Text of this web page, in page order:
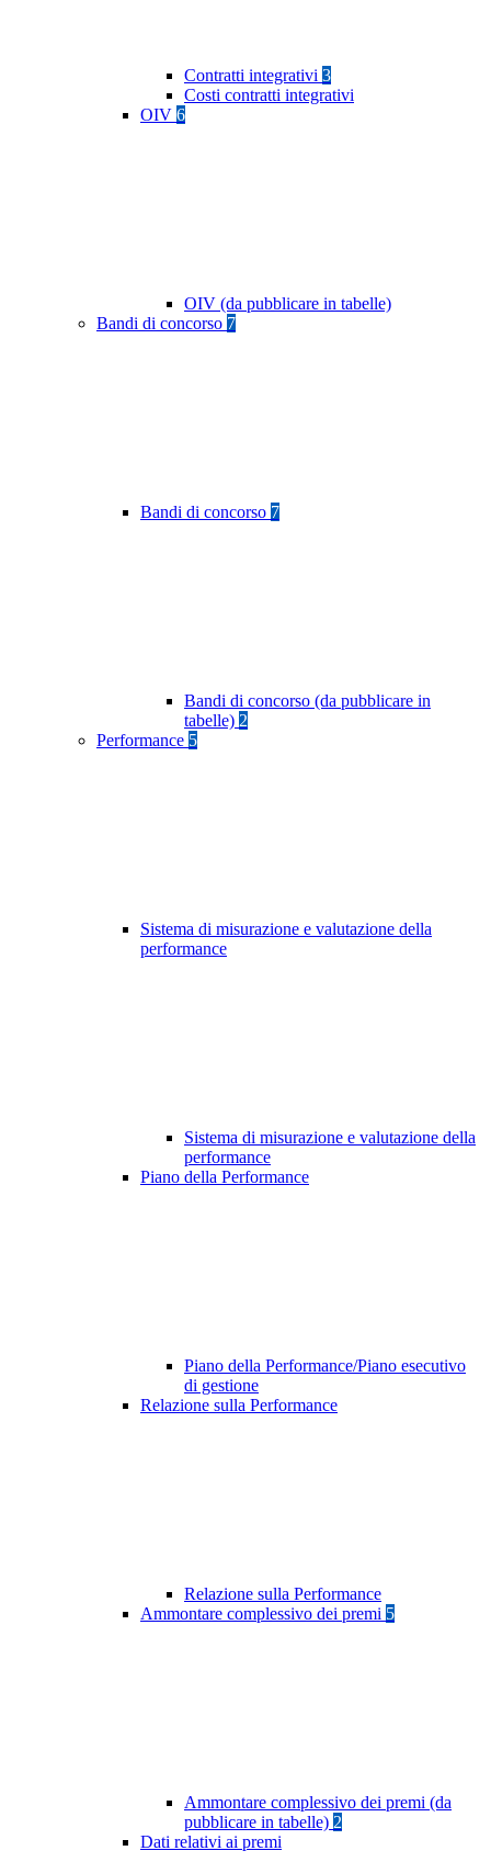
Contratti integrativi 3
Costi contratti integrativi
OIV 6
OIV (da pubblicare in tabelle)
Bandi di concorso 7
Bandi di concorso 7
Bandi di concorso (da pubblicare in
tabelle) 2
Performance 5
Sistema di misurazione e valutazione della
performance
Sistema di misurazione e valutazione della
performance
Piano della Performance
Piano della Performance/Piano esecutivo
di gestione
Relazione sulla Performance
Relazione sulla Performance
Ammontare complessivo dei premi 5
Ammontare complessivo dei premi (da
pubblicare in tabelle) 2
Dati relativi ai premi